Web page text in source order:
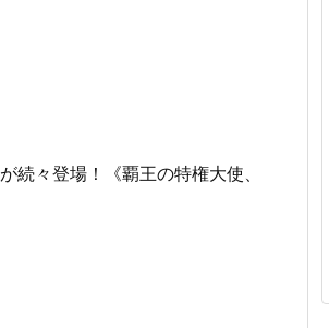
続々登場！《覇王の特権大使、